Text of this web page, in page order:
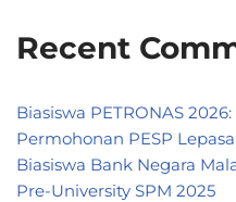
Recent
Biasiswa PETRONAS
Permohonan PESP
Biasiswa Bank Negara
Pre-University SPM 2025